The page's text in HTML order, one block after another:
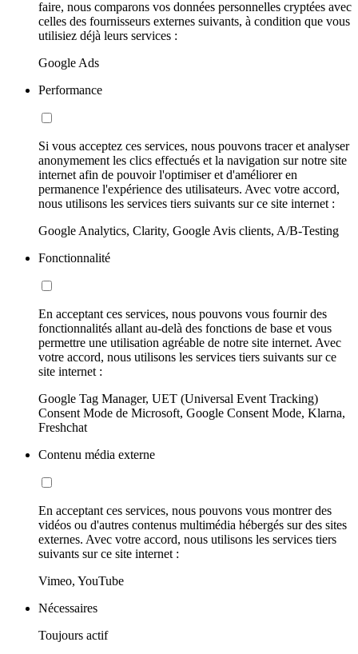
faire, nous comparons vos données personnelles cryptées avec
celles des fournisseurs externes suivants, à condition que vous
utilisiez déjà leurs services :
Google Ads
Performance
Si vous acceptez ces services, nous pouvons tracer et analyser
anonymement les clics effectués et la navigation sur notre site
internet afin de pouvoir l'optimiser et d'améliorer en
permanence l'expérience des utilisateurs. Avec votre accord,
nous utilisons les services tiers suivants sur ce site internet :
Google Analytics, Clarity, Google Avis clients, A/B-Testing
Fonctionnalité
En acceptant ces services, nous pouvons vous fournir des
fonctionnalités allant au-delà des fonctions de base et vous
permettre une utilisation agréable de notre site internet. Avec
votre accord, nous utilisons les services tiers suivants sur ce
site internet :
Google Tag Manager, UET (Universal Event Tracking)
Consent Mode de Microsoft, Google Consent Mode, Klarna,
Freshchat
Contenu média externe
En acceptant ces services, nous pouvons vous montrer des
vidéos ou d'autres contenus multimédia hébergés sur des sites
externes. Avec votre accord, nous utilisons les services tiers
suivants sur ce site internet :
Vimeo, YouTube
Nécessaires
Toujours actif